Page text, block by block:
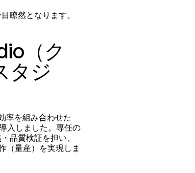
瞭然となります。
（ク
タジ
率を組み合わせた
入しました。専任の
品質検証を担い、
（量産）を実現しま